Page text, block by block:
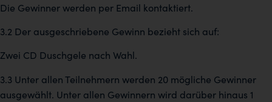
Die Gewinner werden per Email kontaktiert.
3.2 Der ausgeschriebene Gewinn bezieht sich auf:
Zwei CD Duschgele nach Wahl.
3.3 Unter allen Teilnehmern werden 20 mögliche Gewinner
ausgewählt. Unter allen Gewinnern wird darüber hinaus 1